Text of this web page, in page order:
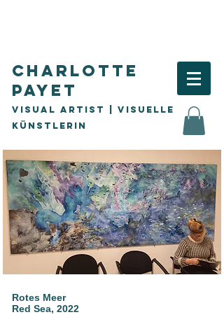
Charlotte
Payet
Visual Artist | visuelle
Künstlerin
Rotes Meer
Red Sea, 2022